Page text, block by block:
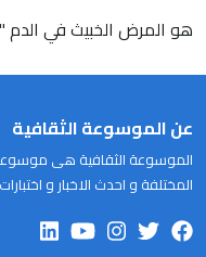
هو المرض الخبيث في الدم
عن الموسوعة الثقافية
الموسوعة الثقافية هى
المختلفة و احدث الاخبار و